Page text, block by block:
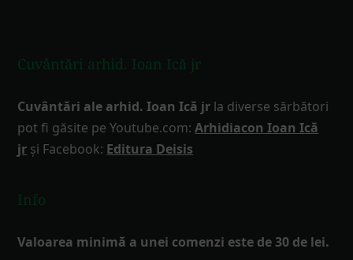
Cuvântări arhid. Ioan Ică jr
Cuvântări ale arhid. Ioan Ică jr la diverse sărbători
pot fi găsite pe Youtube.com:Arhidiacon Ioan Ică
jr și Facebook: Editura Deisis
Info
Valoarea minimă a unei comenzi este de 30 de lei.